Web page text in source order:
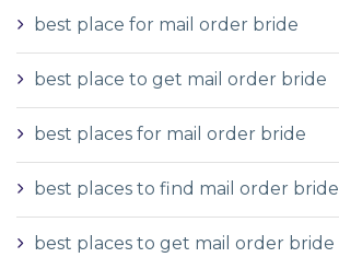
best place for mail order bride
best place to get mail order bride
best places for mail order bride
best places to find mail order bride
best places to get mail order bride